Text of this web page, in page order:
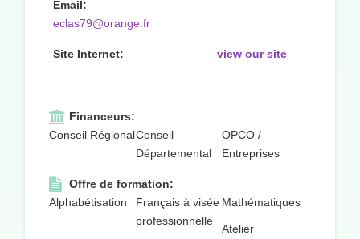
Email:
eclas79@orange.fr
Site Internet: view our site
Financeurs:
Conseil RégionalConseil
Départemental
OPCO /
Entreprises
Offre de formation:
Alphabétisation
Français à visée
professionnelle
Mathématiques
Atelier